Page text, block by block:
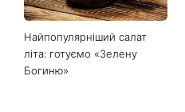
Найпопулярніший салат
літа: готуємо «Зелену
Богиню»